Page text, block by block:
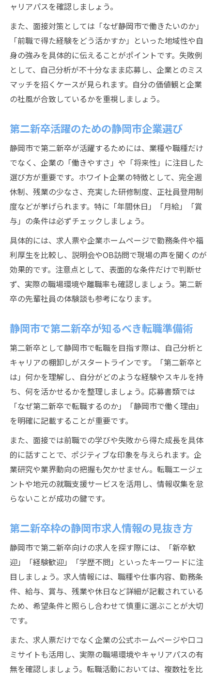
ャリアパスを確認しましょう。
また、面接対策としては「なぜ静岡市で働きたいのか」
「前職で得た経験をどう活かすか」といった地域性や自
身の強みを具体的に伝えることがポイントです。失敗例
として、自己分析が不十分なまま応募し、企業とのミス
マッチを招くケースが見られます。自分の価値観と企業
の社風が合致しているかを重視しましょう。
第二新卒活躍のための静岡市企業選び
静岡市で第二新卒が活躍するためには、業種や職種だけ
でなく、企業の「働きやすさ」や「将来性」に注目した
選び方が重要です。ホワイト企業の特徴として、完全週
休制、残業の少なさ、充実した研修制度、正社員登用制
度などが挙げられます。特に「年間休日」「月給」「賞
与」の条件は必ずチェックしましょう。
具体的には、求人票や企業ホームページで勤務条件や福
利厚生を比較し、説明会やOB訪問で現場の声を聞くのが
効果的です。注意点として、表面的な条件だけで判断せ
ず、実際の職場環境や離職率も確認しましょう。第二新
卒の先輩社員の体験談も参考になります。
静岡市で第二新卒が知るべき転職準備術
第二新卒として静岡市で転職を目指す際は、自己分析と
キャリアの棚卸しがスタートラインです。「第二新卒と
は」何かを理解し、自分がどのような経験やスキルを持
ち、何を活かせるかを整理しましょう。応募書類では
「なぜ第二新卒で転職するのか」「静岡市で働く理由」
を明確に記載することが重要です。
また、面接では前職での学びや失敗から得た成長を具体
的に話すことで、ポジティブな印象を与えられます。企
業研究や業界動向の把握も欠かせません。転職エージェ
ントや地元の就職支援サービスを活用し、情報収集を怠
らないことが成功の鍵です。
第二新卒枠の静岡市求人情報の見抜き方
静岡市で第二新卒向けの求人を探す際には、「新卒歓
迎」「経験歓迎」「学歴不問」といったキーワードに注
目しましょう。求人情報には、職種や仕事内容、勤務条
件、給与、賞与、残業や休日など詳細が記載されている
ため、希望条件と照らし合わせて慎重に選ぶことが大切
です。
また、求人票だけでなく企業の公式ホームページや口コ
ミサイトも活用し、実際の職場環境やキャリアパスの有
無を確認しましょう。転職活動においては、複数社を比